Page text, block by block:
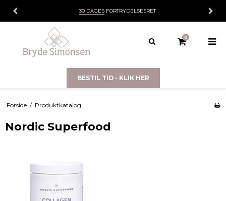
30 DAGES FORTRYDELSESRET
0
BESTIL TID - KLIK HER
Forside / Produktkatalog
Nordic Superfood